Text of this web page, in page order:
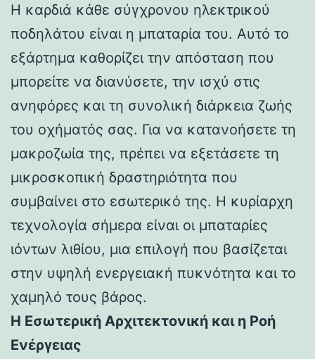
Η καρδιά κάθε σύγχρονου ηλεκτρικού
ποδηλάτου είναι η μπαταρία του. Αυτό το
εξάρτημα καθορίζει την απόσταση που
μπορείτε να διανύσετε, την ισχύ στις
ανηφόρες και τη συνολική διάρκεια ζωής
του οχήματός σας. Για να κατανοήσετε τη
μακροζωία της, πρέπει να εξετάσετε τη
μικροσκοπική δραστηριότητα που
συμβαίνει στο εσωτερικό της. Η κυρίαρχη
τεχνολογία σήμερα είναι οι μπαταρίες
ιόντων λιθίου, μια επιλογή που βασίζεται
στην υψηλή ενεργειακή πυκνότητα και το
χαμηλό τους βάρος.
Η Εσωτερική Αρχιτεκτονική και η Ροή
Ενέργειας